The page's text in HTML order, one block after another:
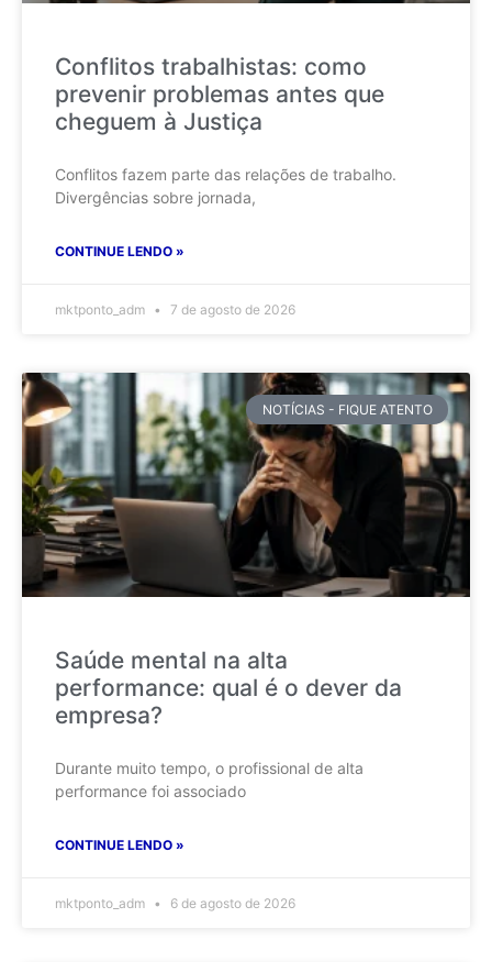
Conflitos trabalhistas: como
prevenir problemas antes que
cheguem à Justiça
Conflitos fazem parte das relações de trabalho.
Divergências sobre jornada,
CONTINUE LENDO »
mktponto_adm 7 de agosto de 2026
NOTÍCIAS - FIQUE ATENTO
Saúde mental na alta
performance: qual é o dever da
empresa?
Durante muito tempo, o profissional de alta
performance foi associado
CONTINUE LENDO »
mktponto_adm 6 de agosto de 2026